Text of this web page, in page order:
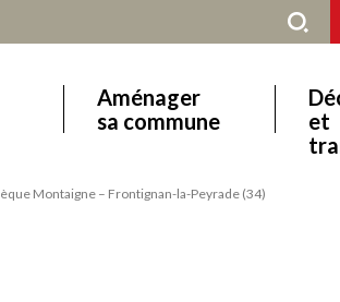
Aménager
sa commune
et
Montaigne – Frontignan-la-Peyrade (34)